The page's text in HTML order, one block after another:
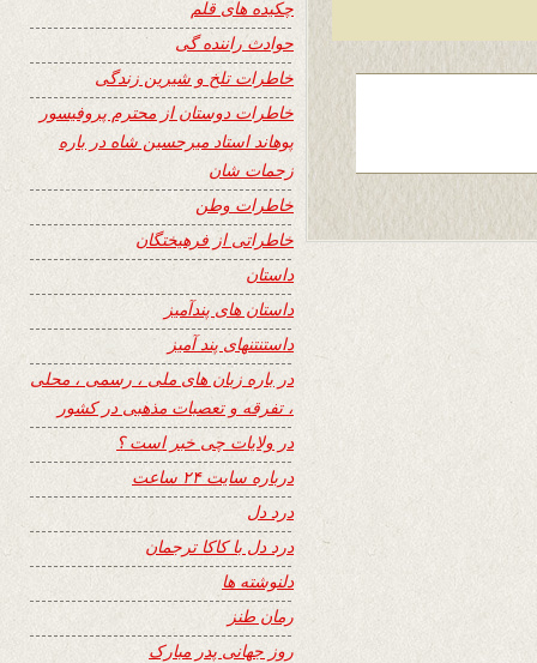
چکیده های قلم
حوادث راننده گی
خاطرات تلخ و شیرین زندگی
خاطرات دوستان از محترم پروفیسور
پوهاند استاد میرحسین شاه در باره
زحمات شان
خاطرات وطن
خاطراتی از فرهیختگان
داستان
داستان های پندآمیز
داستنتنهای پند آمیز
در باره زبان های ملی ، رسمی ، محلی
، تفرقه و تعصبات مذهبی در کشور
در ولایات چی خبر است ؟
درباره سایت ۲۴ ساعت
درد دل
درد دل با کاکا ترجمان
دلنوشته ها
رمان طنز
روز جهانی پدر مبارک